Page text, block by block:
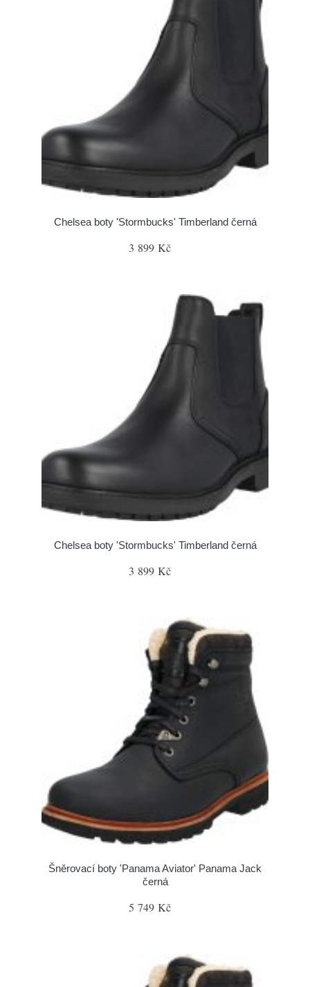
Chelsea boty 'Stormbucks' Timberland černá
3 899 Kč
Chelsea boty 'Stormbucks' Timberland černá
3 899 Kč
Šněrovací boty 'Panama Aviator' Panama Jack
černá
5 749 Kč